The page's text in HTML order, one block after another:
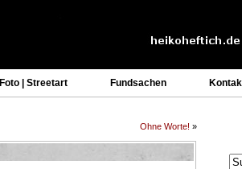
Foto | Streetart Fundsachen
Ohne Worte! »